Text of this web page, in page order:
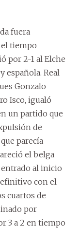
fuera
el tiempo
por 2-1 al Elche
española. Real
Gonzalo
Isco, igualó
un partido que
de
parecía
el belga
entrado al inicio
con el
cuartos de
por
3 a 2 en tiempo